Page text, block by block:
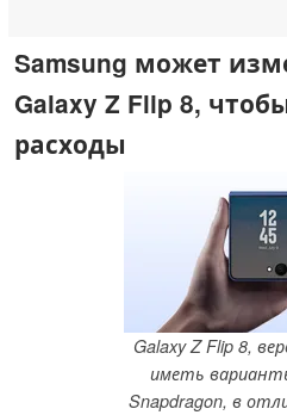
Samsung может
Galaxy Z Flip 8,
расходы
Galaxy Z Flip 8,
иметь
Snapdragon, в